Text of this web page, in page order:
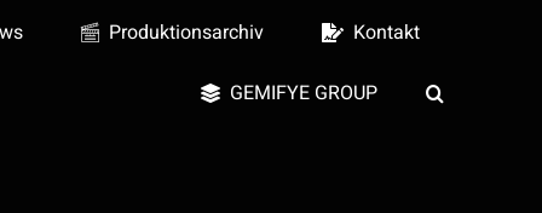
Produktionsarchiv Kontakt
GEMIFYE GROUP